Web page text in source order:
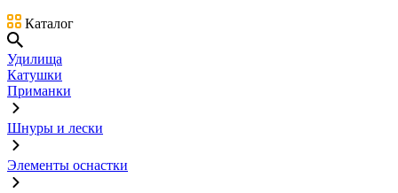
Каталог
Удилища
Катушки
Приманки
Шнуры и лески
Элементы оснастки